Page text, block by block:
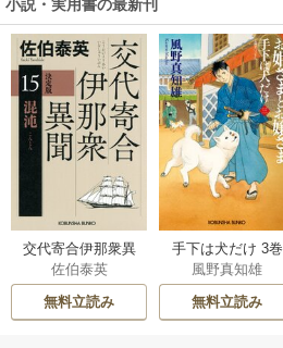
小説・実用書の最新刊
交代寄合伊那衆異
聞 15巻
佐伯泰英
無料立読み
手下は犬だけ 3巻
風野真知雄
無料立読み